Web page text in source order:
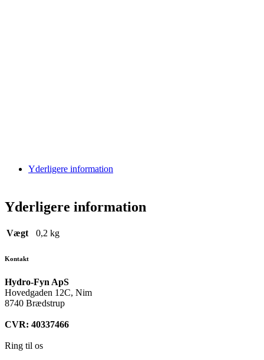
Yderligere information
Yderligere information
Vægt 0,2 kg
Kontakt
Hydro-Fyn ApS
Hovedgaden 12C, Nim
8740 Brædstrup
CVR: 40337466
Ring til os